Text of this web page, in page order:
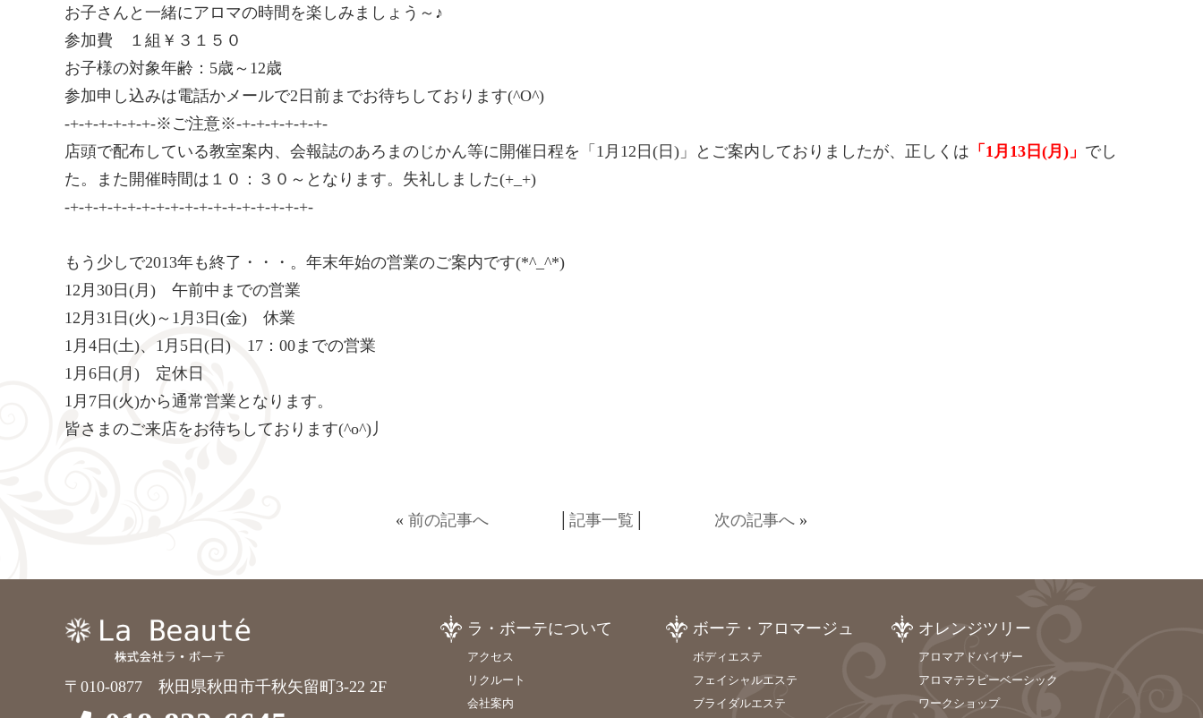
お子さんと一緒にアロマの時間を楽しみましょう～♪
参加費 １組￥３１５０
お子様の対象年齢：5歳～12歳
参加申し込みは電話かメールで2日前までお待ちしております(^O^)
-+-+-+-+-+-+-※ご注意※-+-+-+-+-+-+-
店頭で配布している教室案内、会報誌のあろまのじかん等に開催日程を「1月12日(日)」とご案内しておりましたが、正しくは 「1月13日(月)」 でし
た。また開催時間は１０：３０～となります。失礼しました(+_+)
-+-+-+-+-+-+-+-+-+-+-+-+-+-+-+-+-+-
もう少しで2013年も終了・・・。年末年始の営業のご案内です(*^_^*)
12月30日(月) 午前中までの営業
12月31日(火)～1月3日(金) 休業
1月4日(土)、1月5日(日) 17：00までの営業
1月6日(月) 定休日
1月7日(火)から通常営業となります。
皆さまのご来店をお待ちしております(^o^)丿
« 前の記事へ 記事一覧 次の記事へ »
〒010-0877 秋田県秋田市千秋矢留町3-22 2F
ラ・ボーテについて
アクセス
リクルート
会社案内
ボーテ・アロマージュ
ボディエステ
フェイシャルエステ
ブライダルエステ
オレンジツリー
アロマアドバイザー
アロマテラピーベーシック
ワークショップ